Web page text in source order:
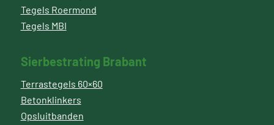
Tegels Roermond
Tegels MBI
Sierbestrating Brabant
Terrastegels 60×60
Betonklinkers
Opsluitbanden